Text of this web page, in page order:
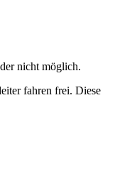
nicht möglich.
fahren frei. Diese